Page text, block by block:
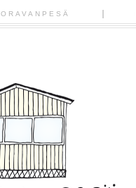
ORAVANPESÄ